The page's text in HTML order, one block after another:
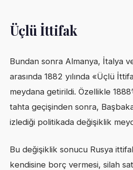
Üçlü İttifak
Bundan sonra Almanya, İtalya
arasında 1882 yılında «Üçlü
meydana getirildi. Özellikle
tahta geçişinden sonra,
izlediği politikada değişiklik
Bu değişiklik sonucu Rusya
kendisine borç vermesi, silah